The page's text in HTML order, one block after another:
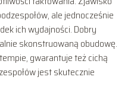
ale jednocześnie
ich wydajności. Dobry
skonstruowaną obudowę.
gwarantuje też cichą
jest skutecznie